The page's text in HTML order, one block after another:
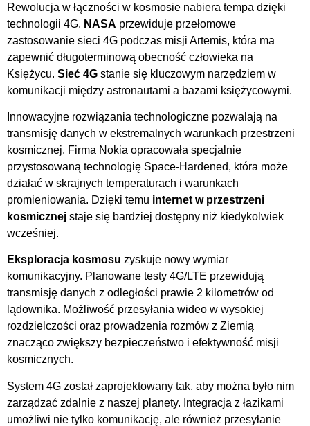
Rewolucja w łączności w kosmosie nabiera tempa dzięki
technologii 4G. NASA przewiduje przełomowe
zastosowanie sieci 4G podczas misji Artemis, która ma
zapewnić długoterminową obecność człowieka na
Księżycu. Sieć 4G stanie się kluczowym narzędziem w
komunikacji między astronautami a bazami księżycowymi.
Innowacyjne rozwiązania technologiczne pozwalają na
transmisję danych w ekstremalnych warunkach przestrzeni
kosmicznej. Firma Nokia opracowała specjalnie
przystosowaną technologię Space-Hardened, która może
działać w skrajnych temperaturach i warunkach
promieniowania. Dzięki temu internet w przestrzeni
kosmicznej staje się bardziej dostępny niż kiedykolwiek
wcześniej.
Eksploracja kosmosu zyskuje nowy wymiar
komunikacyjny. Planowane testy 4G/LTE przewidują
transmisję danych z odległości prawie 2 kilometrów od
lądownika. Możliwość przesyłania wideo w wysokiej
rozdzielczości oraz prowadzenia rozmów z Ziemią
znacząco zwiększy bezpieczeństwo i efektywność misji
kosmicznych.
System 4G został zaprojektowany tak, aby można było nim
zarządzać zdalnie z naszej planety. Integracja z łazikami
umożliwi nie tylko komunikację, ale również przesyłanie